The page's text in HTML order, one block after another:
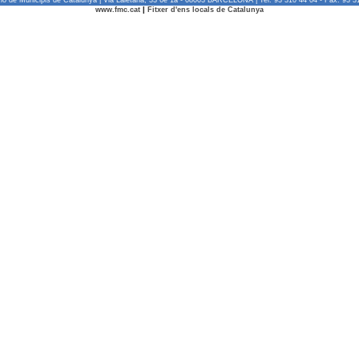
www.fmc.cat
Fitxer d'ens locals de Catalunya